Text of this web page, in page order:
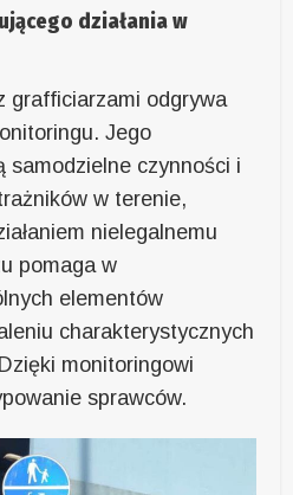
działania w
grafficiarzami odgrywa
Jego
samodzielne czynności i
w terenie,
nielegalnemu
pomaga w
elementów
charakterystycznych
monitoringowi
sprawców.